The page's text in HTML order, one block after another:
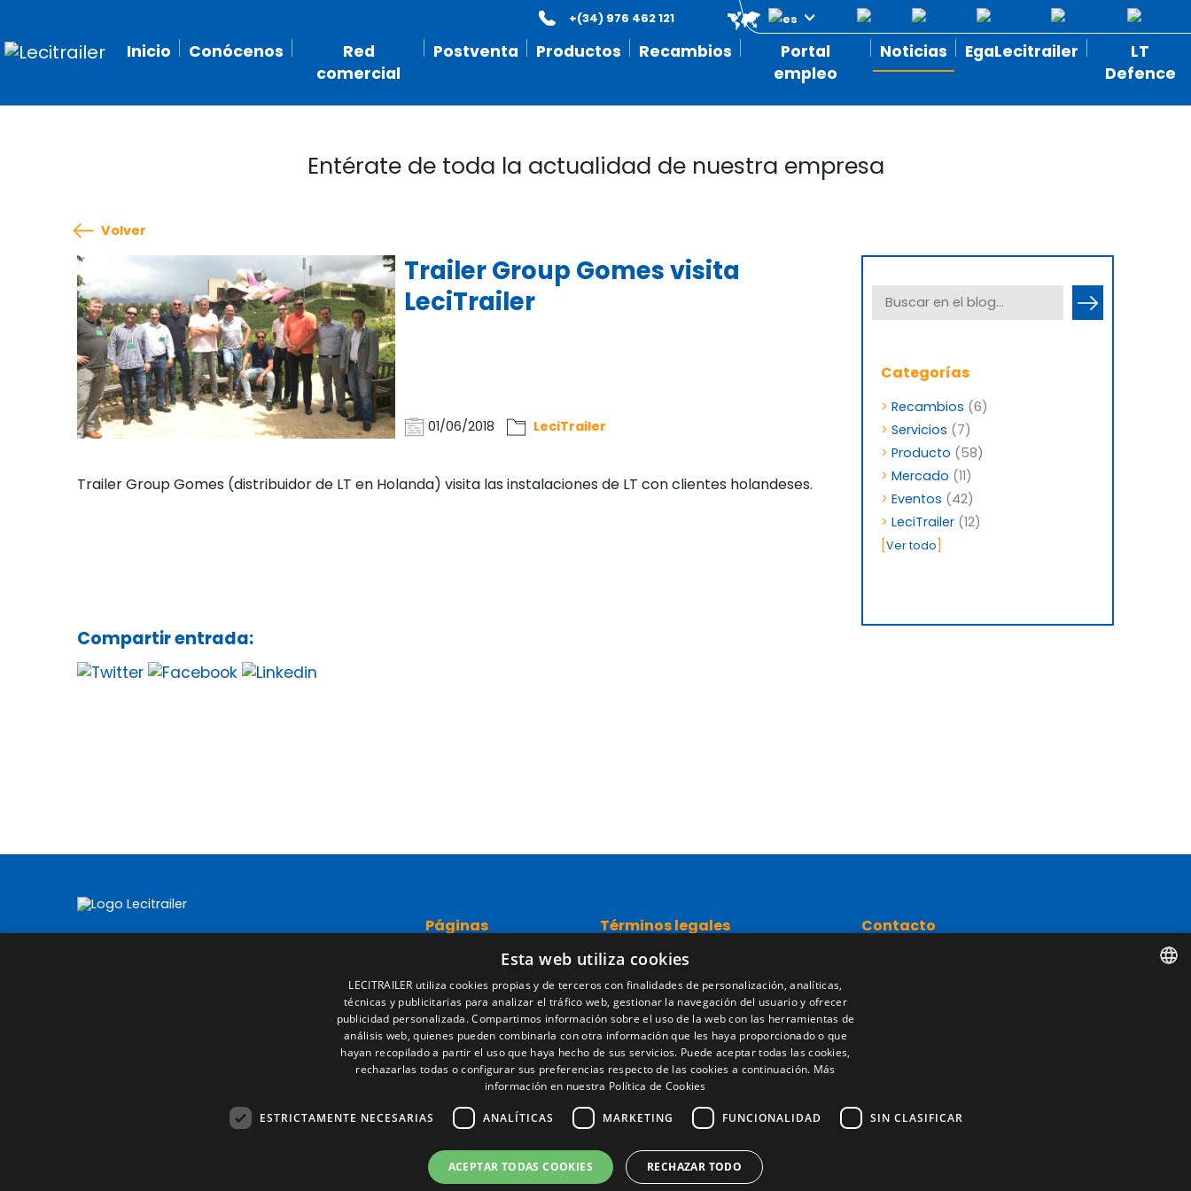
Inicio Conócenos
Red
comercial
Postventa Productos Recambios
Portal
empleo
Noticias EgaLecitrailer
LT
Defence
+(34) 976 462 121
Entérate de toda la actualidad de nuestra empresa
Volver
Trailer Group Gomes visita
LeciTrailer
01/06/2018 LeciTrailer
Trailer Group Gomes (distribuidor de LT en Holanda) visita las instalaciones de LT con clientes holandeses.
Compartir entrada:
Categorías
> Recambios (6)
> Servicios (7)
> Producto (58)
> Mercado (11)
> Eventos (42)
> LeciTrailer (12)
[Ver todo]
Páginas
Red comercial
Recambios
Portal empleo
Noticias
EgaLecitrailer
LT Defence
Términos legales
Aviso legal
Política de privacidad
Política de cookies
Condiciones generales de venta
Gestionar cookies
Contacto
Esta web utiliza cookies
LECITRAILER utiliza cookies propias y de terceros con finalidades de personalización, analíticas,
técnicas y publicitarias para analizar el tráfico web, gestionar la navegación del usuario y ofrecer
publicidad personalizada. Compartimos información sobre el uso de la web con las herramientas de
análisis web, quienes pueden combinarla con otra información que les haya proporcionado o que
hayan recopilado a partir el uso que haya hecho de sus servicios. Puede aceptar todas las cookies,
rechazarlas todas o configurar sus preferencias respecto de las cookies a continuación. Más
información en nuestra Política de Cookies
ESTRICTAMENTE NECESARIAS ANALÍTICAS MARKETING FUNCIONALIDAD SIN CLASIFICAR
ACEPTAR TODAS COOKIES RECHAZAR TODO